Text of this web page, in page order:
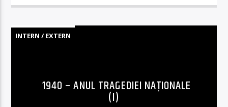
INTERN / EXTERN
1940 – ANUL TRAGEDIEI NAȚIONALE
(I)